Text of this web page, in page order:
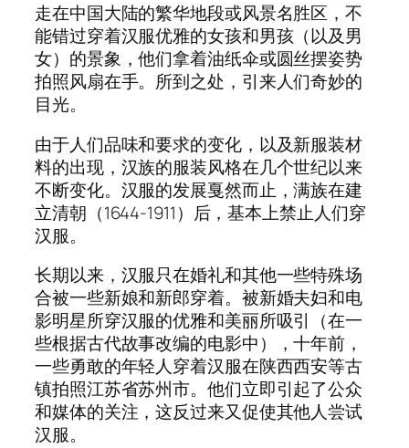
走在中国大陆的繁华地段或风景名胜区，不
能错过穿着汉服优雅的女孩和男孩（以及男
女）的景象，他们拿着油纸伞或圆丝摆姿势
拍照风扇在手。所到之处，引来人们奇妙的
目光。
由于人们品味和要求的变化，以及新服装材
料的出现，汉族的服装风格在几个世纪以来
不断变化。汉服的发展戛然而止，满族在建
立清朝（1644-1911）后，基本上禁止人们穿
汉服。
长期以来，汉服只在婚礼和其他一些特殊场
合被一些新娘和新郎穿着。被新婚夫妇和电
影明星所穿汉服的优雅和美丽所吸引（在一
些根据古代故事改编的电影中），十年前，
一些勇敢的年轻人穿着汉服在陕西西安等古
镇拍照江苏省苏州市。他们立即引起了公众
和媒体的关注，这反过来又促使其他人尝试
汉服。